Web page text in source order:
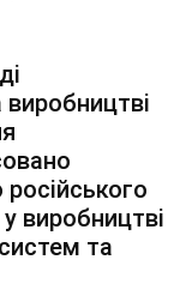
виробництві
та